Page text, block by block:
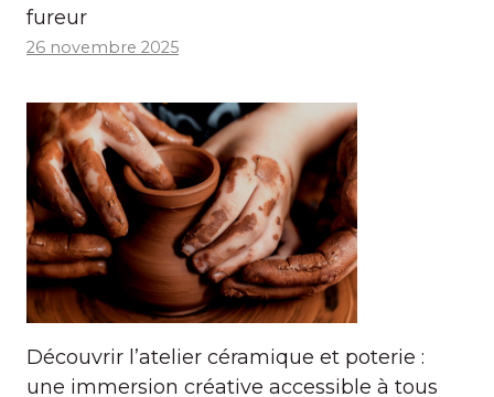
fureur
26 novembre 2025
Découvrir l’atelier céramique et poterie :
une immersion créative accessible à tous